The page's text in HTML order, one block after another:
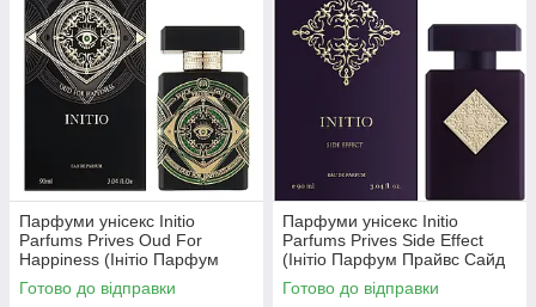
Парфуми унісекс Initio
Parfums Prives Oud For
Happiness (Інітіо Парфум
Прайвс Уд Фо Хепіненес) 90
ml/мл
Готово до відправки
Парфуми унісекс Initio
Parfums Prives Side Effect
(Інітіо Парфум Прайвс Сайд
Ефект) 90 ml/мл
Готово до відправки